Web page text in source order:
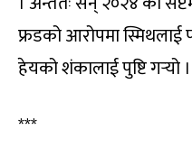
फ्रडको आरोपमा स्मिथलाई
हेयको शंकालाई पुष्टि गर्‍यो ।
***